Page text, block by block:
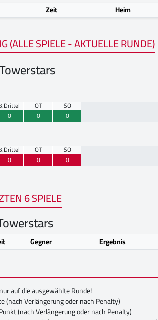
Zeit Heim
(ALLE SPIELE - AKTUELLE RUNDE)
OT
SO
0 0 0
OT
SO
0 0 0
6 SPIELE
Gegner Ergebnis
auf die ausgewählte Runde!
(nach Verlängerung oder nach Penalty)
(nach Verlängerung oder nach Penalty)